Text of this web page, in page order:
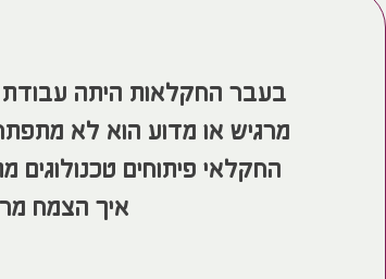
בעבר החקלאות היתה עבודת
מרגיש או מדוע הוא לא
החקלאי פיתוחים
איך הצמח